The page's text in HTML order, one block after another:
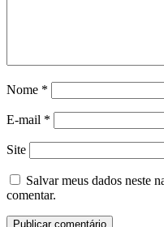
Nome *
E-mail *
Site
Salvar meus dados neste
comentar.